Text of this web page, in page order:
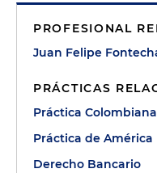
PROFESIONAL
Juan Felipe
PRÁCTICAS
Práctica Colombiana
Práctica de América
Derecho Bancario